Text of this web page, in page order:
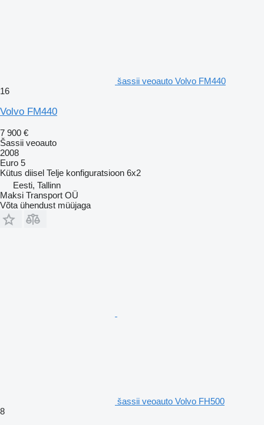
šassii veoauto Volvo FM440
16
Volvo FM440
7 900 €
Šassii veoauto
2008
Euro 5
Kütus diisel Telje konfiguratsioon 6x2
Eesti, Tallinn
Maksi Transport OÜ
Võta ühendust müüjaga
šassii veoauto Volvo FH500
8